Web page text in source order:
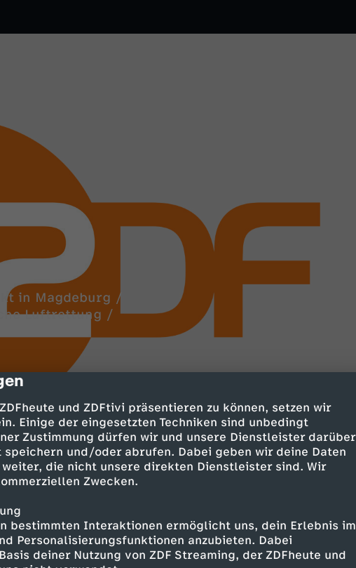
und ZDFtivi präsentieren zu können, setzen wir
Einige der eingesetzten Techniken sind unbedingt
Zustimmung dürfen wir und unsere Dienstleister darüber
und/oder abrufen. Dabei geben wir deine Daten
die nicht unsere direkten Dienstleister sind. Wir
Zwecken.
bestimmten Interaktionen ermöglicht uns, dein Erlebnis im
Personalisierungsfunktionen anzubieten. Dabei
deiner Nutzung von ZDF Streaming, der ZDFheute und
in Magdeburg /
Luftrettung /
Hamburg